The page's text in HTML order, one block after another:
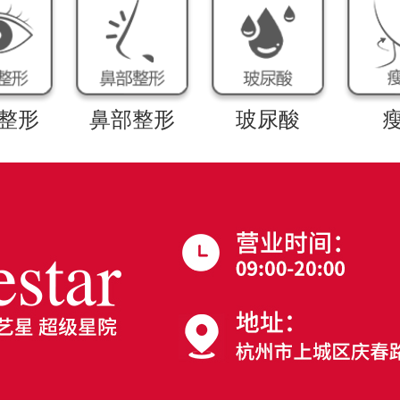
形 鼻部整形 玻尿酸